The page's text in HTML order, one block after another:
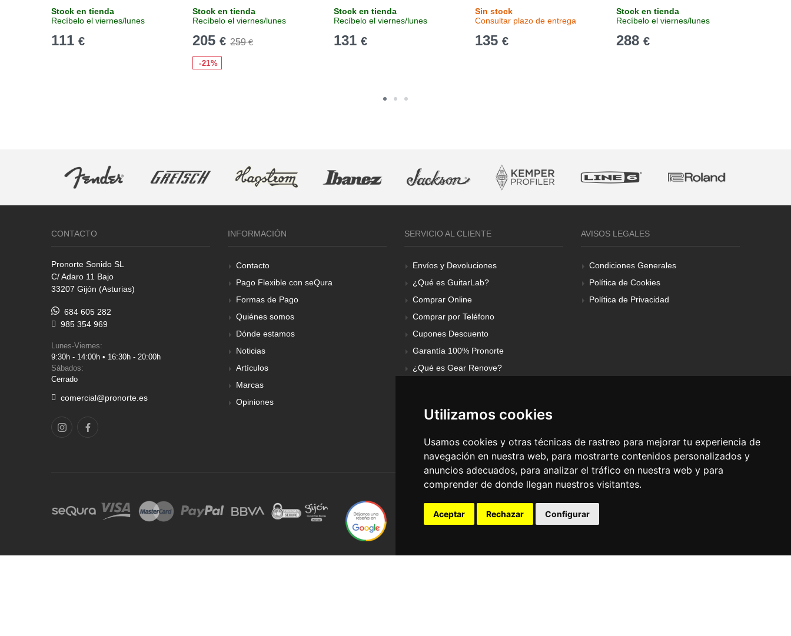
Utilizamos cookies
Usamos cookies y otras técnicas de rastreo para mejorar tu experiencia de
navegación en nuestra web, para mostrarte contenidos personalizados y
anuncios adecuados, para analizar el tráfico en nuestra web y para
comprender de donde llegan nuestros visitantes.
Aceptar Rechazar Configurar
Stock en tienda
Recíbelo el viernes/lunes
111 €
Stock en tienda
Recíbelo el viernes/lunes
205 € 259€
-21%
Stock en tienda
Recíbelo el viernes/lunes
131 €
Sin stock
Consultar plazo de entrega
135 €
Stock en tienda
Recíbelo el viernes/lunes
288 €
CONTACTO
Pronorte Sonido SL
C/ Adaro 11 Bajo
33207 Gijón (Asturias)
684 605 282
985 354 969
Lunes-Viernes:
9:30h - 14:00h • 16:30h - 20:00h
Sábados:
Cerrado
comercial@pronorte.es
INFORMACIÓN
Contacto
Pago Flexible con seQura
Formas de Pago
Quiénes somos
Dónde estamos
Noticias
Artículos
Marcas
Opiniones
SERVICIO AL CLIENTE
Envíos y Devoluciones
¿Qué es GuitarLab?
Comprar Online
Comprar por Teléfono
Cupones Descuento
Garantía 100% Pronorte
¿Qué es Gear Renove?
AVISOS LEGALES
Condiciones Generales
Política de Cookies
Política de Privacidad
© Pronorte Sonido SL. Todos los derechos reservados.